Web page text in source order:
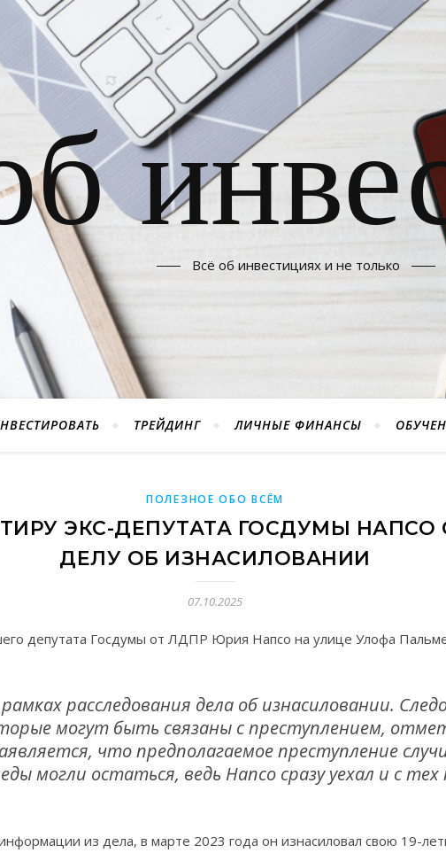
Всё об инвестициях и не только
ТРЕЙДИНГ ЛИЧНЫЕ ФИНАНСЫ
ПОЛЕЗНОЕ ОБО ВСЁМ
ЭКС-ДЕПУТАТА ГОСДУМЫ
ДЕЛУ ОБ ИЗНАСИЛОВАНИИ
07.10.2025
депутата Госдумы от ЛДПР Юрия Напсо на улице Улофа
расследования дела об изнасиловании.
могут быть связаны с преступлением,
что предполагаемое преступление
могли остаться, ведь Напсо сразу уехал и с тех
из дела, в марте 2023 года он изнасиловал свою 19-